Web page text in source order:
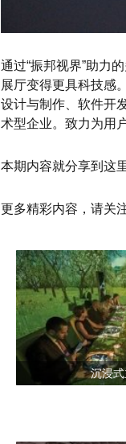
通过“振邦视界”助力
展厅变得更具科技感
设计与制作、软件开
术型企业。致力为用
本期内容就分享到这
更多精彩内容，请关
沉浸